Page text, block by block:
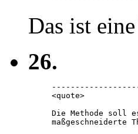
Das ist
26.
<quote>
Die Methode soll
maßgeschneiderte